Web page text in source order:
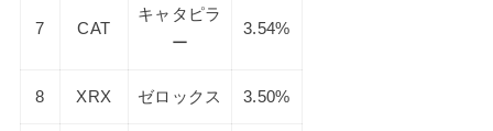
7 CAT
キャタピラ
ー
3.54%
8 XRX ゼロックス 3.50%